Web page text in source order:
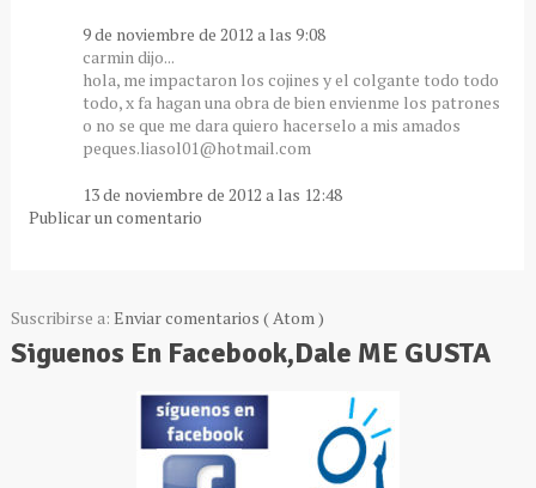
9 de noviembre de 2012 a las 9:08
carmin dijo...
hola, me impactaron los cojines y el colgante todo todo
todo, x fa hagan una obra de bien envienme los patrones
o no se que me dara quiero hacerselo a mis amados
peques.liasol01@hotmail.com
13 de noviembre de 2012 a las 12:48
Publicar un comentario
Suscribirse a: Enviar comentarios ( Atom )
Siguenos En Facebook,Dale ME GUSTA